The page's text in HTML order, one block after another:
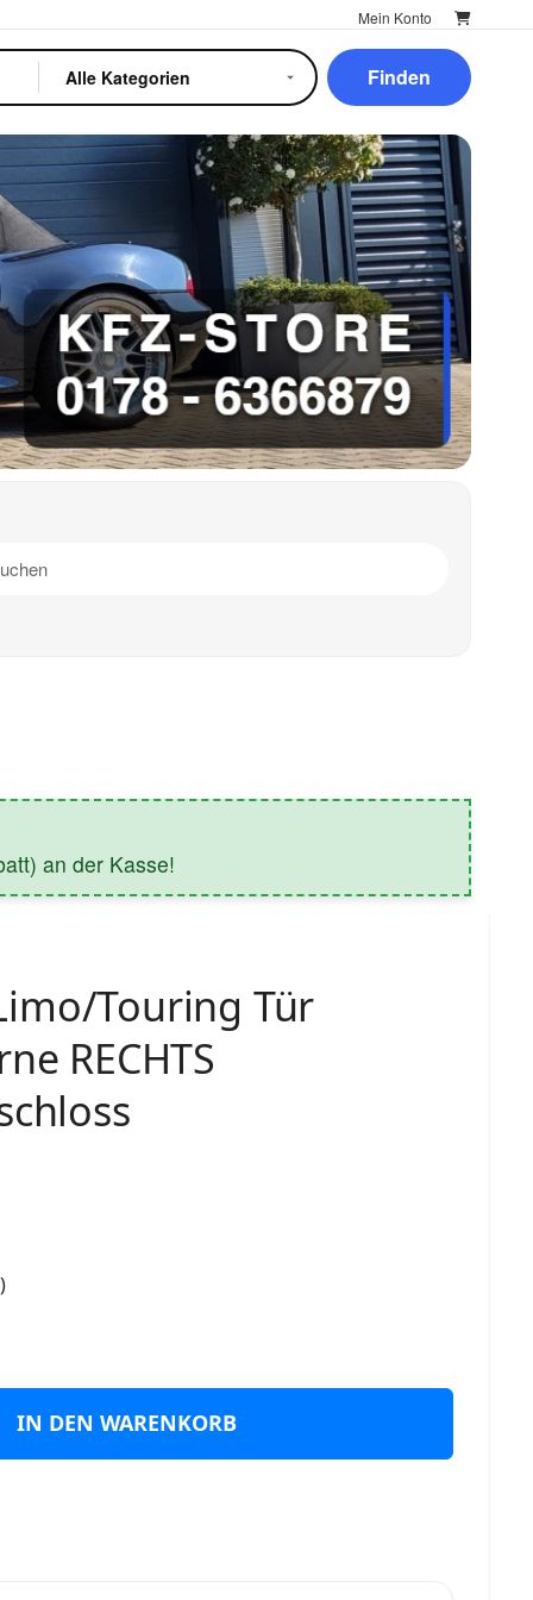
Mein Konto
Finden
an der Kasse!
Touring Tür
RECHTS
IN DEN WARENKORB